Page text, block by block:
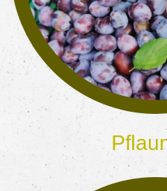
schmecken in